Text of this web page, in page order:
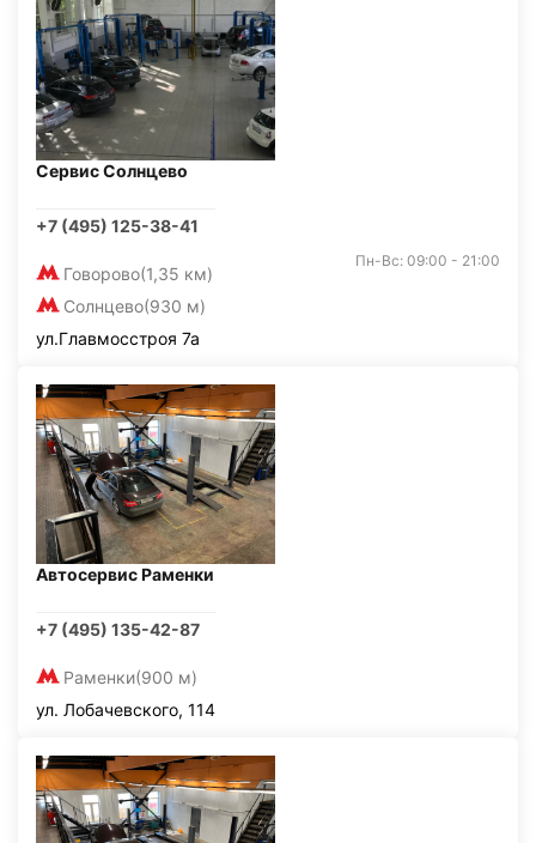
Сервис Солнцево
+7 (495) 125-38-41
Говорово(1,35 км)
Солнцево(930 м)
Пн-Вс: 09:00 - 21:00
ул.Главмосстроя 7а
Автосервис Раменки
+7 (495) 135-42-87
Раменки(900 м)
ул. Лобачевского, 114